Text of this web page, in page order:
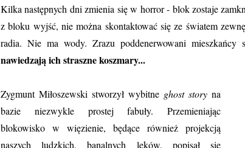
Kilka następnych dni zmienia się w horror - blok zostaje
z bloku wyjść, nie można skontaktować się ze światem
radia. Nie ma wody. Zrazu poddenerwowani mieszkańcy
nawiedzają ich straszne koszmary...
Zygmunt Miłoszewski stworzył wybitne ghost story na
bazie niezwykle prostej fabuły. Przemieniając
blokowisko w więzienie, będące również projekcją
naszych ludzkich, banalnych lęków, popisał się